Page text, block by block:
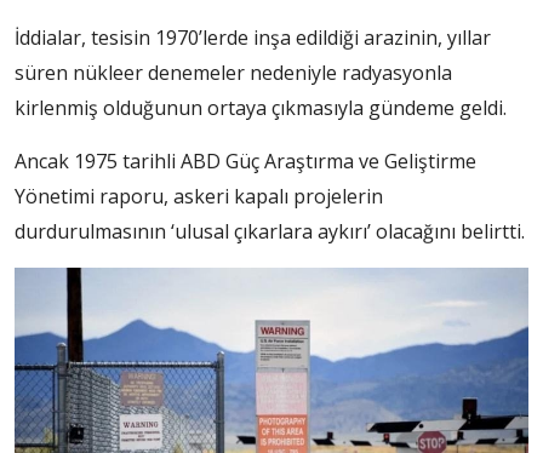
İddialar, tesisin 1970’lerde inşa edildiği arazinin, yıllar
süren nükleer denemeler nedeniyle radyasyonla
kirlenmiş olduğunun ortaya çıkmasıyla gündeme geldi.
Ancak 1975 tarihli ABD Güç Araştırma ve Geliştirme
Yönetimi raporu, askeri kapalı projelerin
durdurulmasının ‘ulusal çıkarlara aykırı’ olacağını belirtti.